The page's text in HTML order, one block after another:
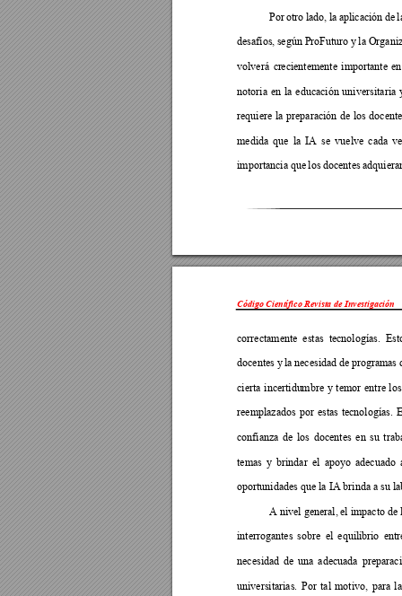
Por otro lado, la aplicación de
desafíos, según ProFuturo y la
volverá crecientemente importante
notoria en la educación universitaria
requiere la preparación de los
medida que la IA se vuelve cada
importancia que los docentes adqui
Código Científico Revista de Investigación
correctamente estas tecnologías.
docentes y la necesidad de programas
cierta incertidumbre y temor entre
reemplazados por estas tecnologías.
confianza de los docentes en su
temas y brindar el apoyo adecuado
oportunidades que la IA brinda a su
A nivel general, el impacto de
interrogantes sobre el equilibrio
necesidad de una adecuada
universitarias. Por tal motivo, para